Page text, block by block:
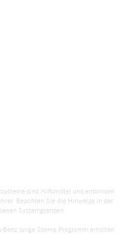
sind Hilfsmittel und entbinden
Beachten Sie die Hinweise in der
Systemgrenzen.
Junge Sterne Programm erhalten